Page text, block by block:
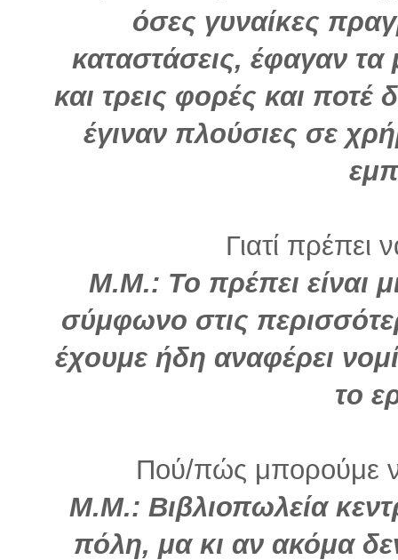
όσες γυναίκες
καταστάσεις, έφαγαν τα
και τρεις φορές και
έγιναν πλούσιες σε
Γιατί πρέπει
Μ.Μ.: Το πρέπει είναι
σύμφωνο στις
έχουμε ήδη αναφέρει
το
Πού/πώς μπορούμε
Μ.Μ.: Βιβλιοπωλεία
πόλη, μα κι αν ακόμα